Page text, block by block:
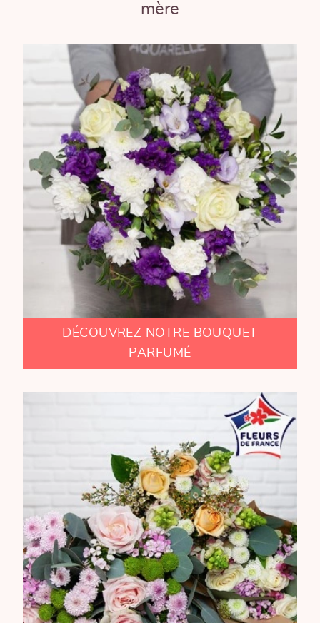
mère
DÉCOUVREZ NOTRE BOUQUET
PARFUMÉ